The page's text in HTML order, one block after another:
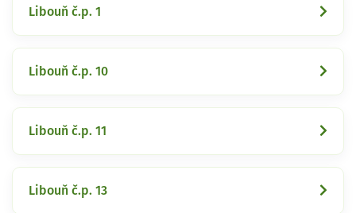
Libouň č.p. 1
Libouň č.p. 10
Libouň č.p. 11
Libouň č.p. 13